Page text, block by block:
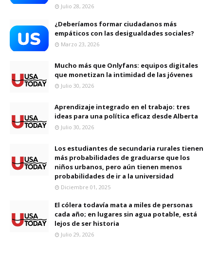
Julio 28, 2026
¿Deberíamos formar ciudadanos más
empáticos con las desigualdades sociales?
Marzo 23, 2026
Mucho más que Onlyfans: equipos digitales
que monetizan la intimidad de las jóvenes
Julio 30, 2026
Aprendizaje integrado en el trabajo: tres
ideas para una política eficaz desde Alberta
Julio 30, 2026
Los estudiantes de secundaria rurales tienen
más probabilidades de graduarse que los
niños urbanos, pero aún tienen menos
probabilidades de ir a la universidad
Diciembre 01, 2025
El cólera todavía mata a miles de personas
cada año; en lugares sin agua potable, está
lejos de ser historia
Julio 29, 2026